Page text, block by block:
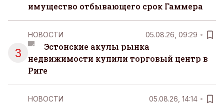
имущество отбывающего срок Гаммера
3
НОВОСТИ 05.08.26, 09:29
Эстонские акулы рынка
недвижимости купили торговый центр в
Риге
НОВОСТИ 05.08.26, 14:14